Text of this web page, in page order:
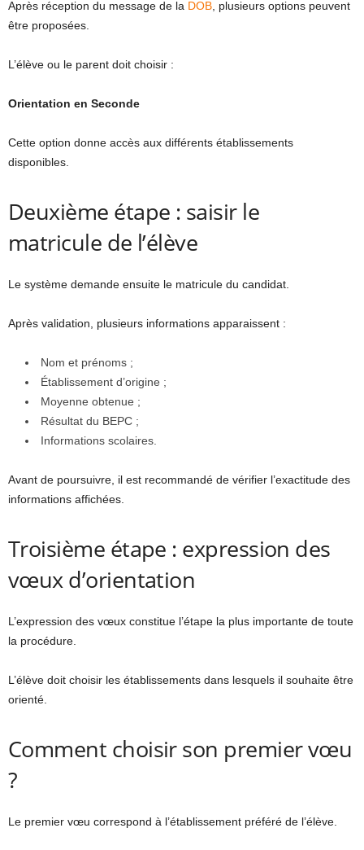
Après réception du message de la DOB, plusieurs options peuvent
être proposées.
L’élève ou le parent doit choisir :
Orientation en Seconde
Cette option donne accès aux différents établissements
disponibles.
Deuxième étape : saisir le
matricule de l’élève
Le système demande ensuite le matricule du candidat.
Après validation, plusieurs informations apparaissent :
Nom et prénoms ;
Établissement d’origine ;
Moyenne obtenue ;
Résultat du BEPC ;
Informations scolaires.
Avant de poursuivre, il est recommandé de vérifier l’exactitude des
informations affichées.
Troisième étape : expression des
vœux d’orientation
L’expression des vœux constitue l’étape la plus importante de toute
la procédure.
L’élève doit choisir les établissements dans lesquels il souhaite être
orienté.
Comment choisir son premier vœu
?
Le premier vœu correspond à l’établissement préféré de l’élève.